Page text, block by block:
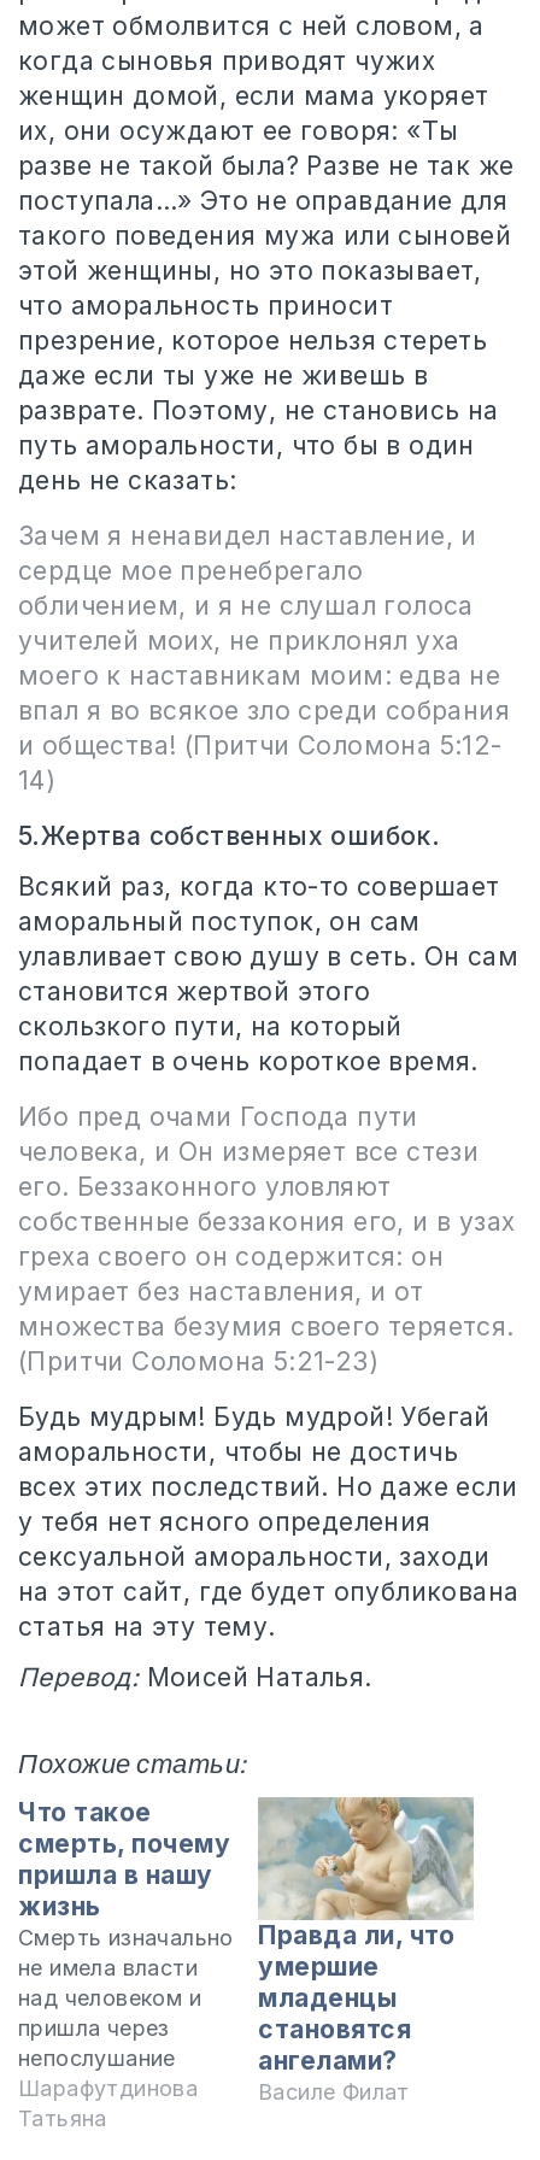
может обмолвится с ней словом, а
когда сыновья приводят чужих
женщин домой, если мама укоряет
их, они осуждают ее говоря: «Ты
разве не такой была? Разве не так же
поступала…» Это не оправдание для
такого поведения мужа или сыновей
этой женщины, но это показывает,
что аморальность приносит
презрение, которое нельзя стереть
даже если ты уже не живешь в
разврате. Поэтому, не становись на
путь аморальности, что бы в один
день не сказать:
Зачем я ненавидел наставление, и
сердце мое пренебрегало
обличением, и я не слушал голоса
учителей моих, не приклонял уха
моего к наставникам моим: едва не
впал я во всякое зло среди собрания
и общества! (Притчи Соломона 5:12-
14)
5.Жертва собственных ошибок.
Всякий раз, когда кто-то совершает
аморальный поступок, он сам
улавливает свою душу в сеть. Он сам
становится жертвой этого
скользкого пути, на который
попадает в очень короткое время.
Ибо пред очами Господа пути
человека, и Он измеряет все стези
его. Беззаконного уловляют
собственные беззакония его, и в узах
греха своего он содержится: он
умирает без наставления, и от
множества безумия своего теряется.
(Притчи Соломона 5:21-23)
Будь мудрым! Будь мудрой! Убегай
аморальности, чтобы не достичь
всех этих последствий. Но даже если
у тебя нет ясного определения
сексуальной аморальности, заходи
на этот сайт, где будет опубликована
статья на эту тему.
Перевод: Моисей Наталья.
Похожие статьи:
Что такое
смерть, почему
пришла в нашу
жизнь
Смерть изначально
не имела власти
над человеком и
пришла через
непослушание
Адама и Евы.
"Змей был хитрее
Шарафутдинова
Татьяна
Правда ли, что
умершие
младенцы
становятся
ангелами?
Василе Филат